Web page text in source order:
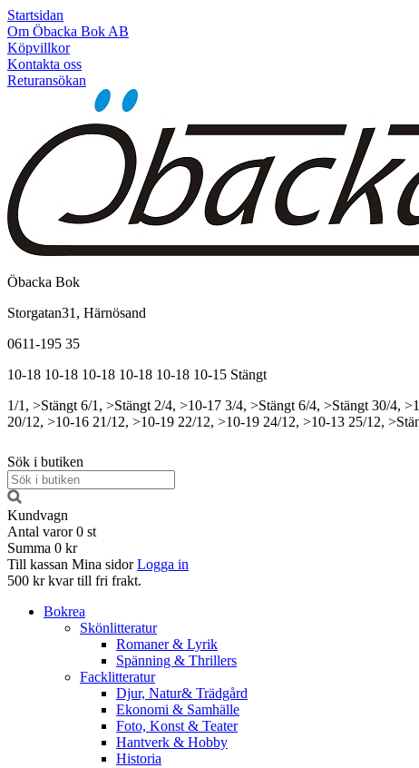
Startsidan
Om Öbacka Bok AB
Köpvillkor
Kontakta oss
Returansökan
Öbacka Bok
Storgatan31, Härnösand
0611-195 35
10-18 10-18 10-18 10-18 10-18 10-15 Stängt
1/1, >Stängt 6/1, >Stängt 2/4, >10-17 3/4, >Stängt 6/4, >Stängt 30/4,
20/12, >10-16 21/12, >10-19 22/12, >10-19 24/12, >10-13 25/12,
Sök i butiken
Kundvagn
Antal varor 0 st
Summa 0 kr
Till kassan Mina sidor Logga in
500 kr kvar till fri frakt.
Bokrea
Skönlitteratur
Romaner & Lyrik
Spänning & Thrillers
Facklitteratur
Djur, Natur& Trädgård
Ekonomi & Samhälle
Foto, Konst & Teater
Hantverk & Hobby
Historia